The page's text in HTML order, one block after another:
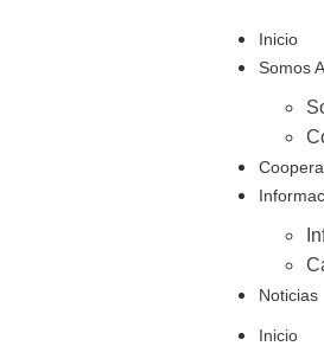
Inicio
Somos
Noticias
Inicio